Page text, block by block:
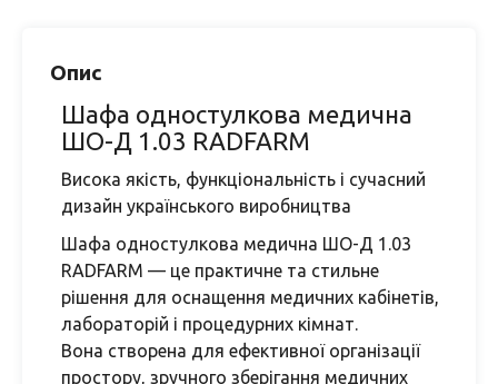
Опис
Шафа одностулкова медична
ШО-Д 1.03 RADFARM
Висока якість, функціональність і сучасний
дизайн українського виробництва
Шафа одностулкова медична ШО-Д 1.03
RADFARM — це практичне та стильне
рішення для оснащення медичних кабінетів,
лабораторій і процедурних кімнат.
Вона створена для ефективної організації
простору, зручного зберігання медичних